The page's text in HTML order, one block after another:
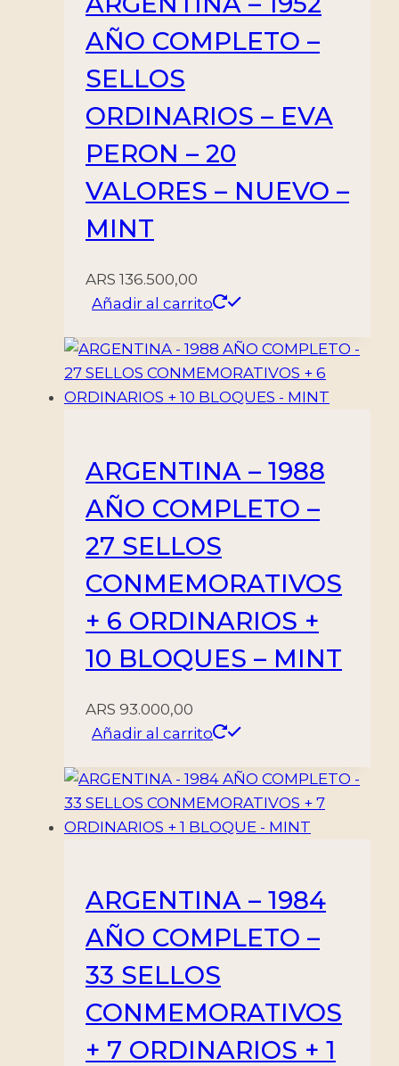
AÑO COMPLETO –
SELLOS
ORDINARIOS – EVA
PERON – 20
VALORES – NUEVO –
MINT
ARS 136.500,00
Añadir al carrito
ARGENTINA – 1988
AÑO COMPLETO –
27 SELLOS
CONMEMORATIVOS
+ 6 ORDINARIOS +
10 BLOQUES – MINT
ARS 93.000,00
Añadir al carrito
ARGENTINA – 1984
AÑO COMPLETO –
33 SELLOS
CONMEMORATIVOS
+ 7 ORDINARIOS + 1